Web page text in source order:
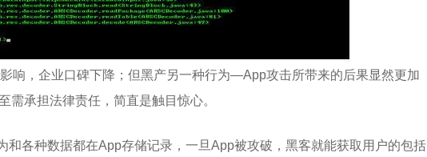
响，企业口碑下降；但黑产另一种行为—App攻击所带来的后果显然更加
需承担法律责任，简直是触目惊心。
和各种数据都在App存储记录，一旦App被攻破，黑客就能获取用户的包括